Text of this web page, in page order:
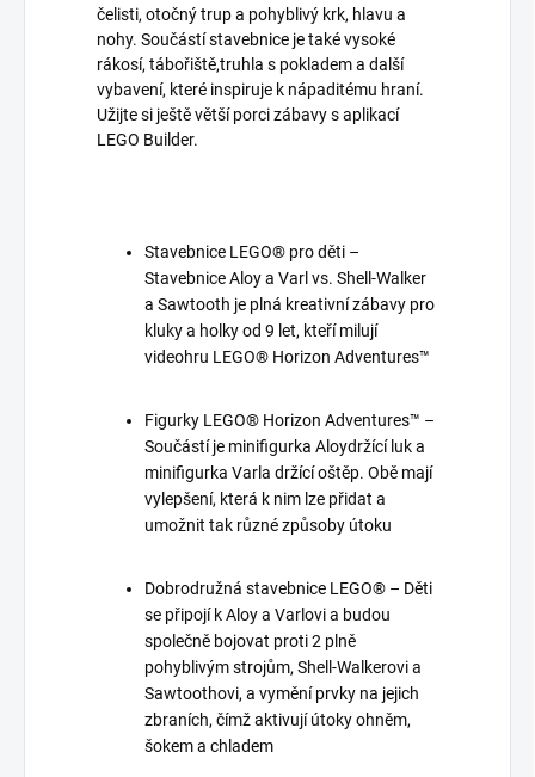
čelisti, otočný trup a pohyblivý krk, hlavu a
nohy. Součástí stavebnice je také vysoké
rákosí, tábořiště,truhla s pokladem a další
vybavení, které inspiruje k nápaditému hraní.
Užijte si ještě větší porci zábavy s aplikací
LEGO Builder.
Stavebnice LEGO® pro děti –
Stavebnice Aloy a Varl vs. Shell-Walker
a Sawtooth je plná kreativní zábavy pro
kluky a holky od 9 let, kteří milují
videohru LEGO® Horizon Adventures™
Figurky LEGO® Horizon Adventures™ –
Součástí je minifigurka Aloydržící luk a
minifigurka Varla držící oštěp. Obě mají
vylepšení, která k nim lze přidat a
umožnit tak různé způsoby útoku
Dobrodružná stavebnice LEGO® – Děti
se připojí k Aloy a Varlovi a budou
společně bojovat proti 2 plně
pohyblivým strojům, Shell-Walkerovi a
Sawtoothovi, a vymění prvky na jejich
zbraních, čímž aktivují útoky ohněm,
šokem a chladem